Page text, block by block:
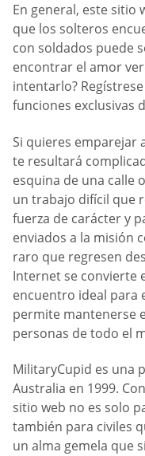
En general, este sitio
que los solteros
con soldados puede
encontrar el amor
intentarlo?
funciones exclusivas
Si quieres emparejar
te resultará
esquina de una calle
un trabajo difícil que
fuerza de carácter y
enviados a la misión
raro que regresen
Internet se convierte
encuentro ideal para
permite mantenerse
personas de todo el
MilitaryCupid es una
Australia en 1999.
sitio web no es solo
también para civiles
un alma gemela que